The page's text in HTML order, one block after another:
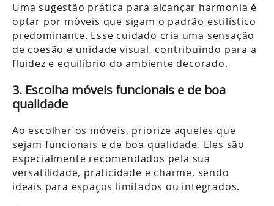
Uma sugestão prática para alcançar harmonia é
optar por móveis que sigam o padrão estilístico
predominante. Esse cuidado cria uma sensação
de coesão e unidade visual, contribuindo para a
fluidez e equilíbrio do ambiente decorado.
3. Escolha móveis funcionais e de boa
qualidade
Ao escolher os móveis, priorize aqueles que
sejam funcionais e de boa qualidade. Eles são
especialmente recomendados pela sua
versatilidade, praticidade e charme, sendo
ideais para espaços limitados ou integrados.